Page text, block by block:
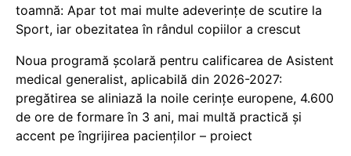
toamnă: Apar tot mai multe adeverințe de scutire la
Sport, iar obezitatea în rândul copiilor a crescut
Noua programă școlară pentru calificarea de Asistent
medical generalist, aplicabilă din 2026-2027:
pregătirea se aliniază la noile cerințe europene, 4.600
de ore de formare în 3 ani, mai multă practică și
accent pe îngrijirea pacienților – proiect